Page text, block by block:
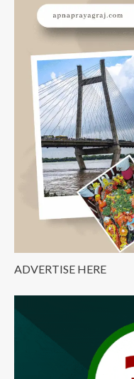
खुसरो
बाग
प्रयागराज
इतिहास;घूमने
की
जगह
ADVERTISE HERE